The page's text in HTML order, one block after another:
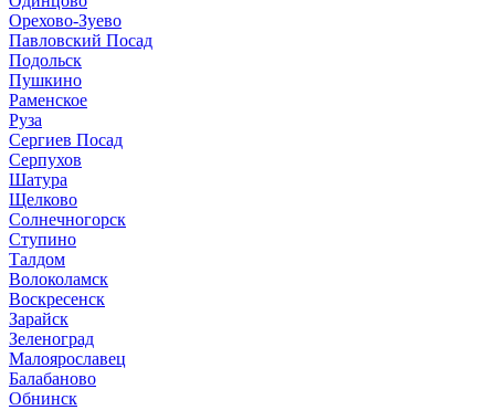
Орехово-Зуево
Павловский Посад
Подольск
Пушкино
Раменское
Руза
Сергиев Посад
Серпухов
Шатура
Щелково
Солнечногорск
Ступино
Талдом
Волоколамск
Воскресенск
Зарайск
Зеленоград
Малоярославец
Балабаново
Обнинск